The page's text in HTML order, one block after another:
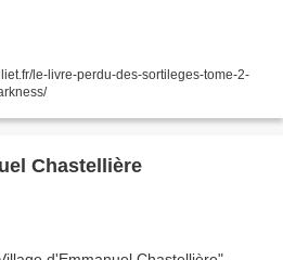
le-livre-perdu-des-sortileges-tome-2-
Chastellière